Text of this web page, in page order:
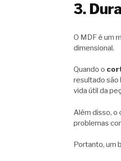
3.
O MDF é um
dimensional.
Quando o
resultado são
vida útil da
Além disso, o
problemas
Portanto, um